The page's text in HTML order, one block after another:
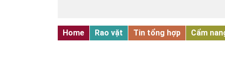
Home Rao vặt Tin tổng hợp Cẩm